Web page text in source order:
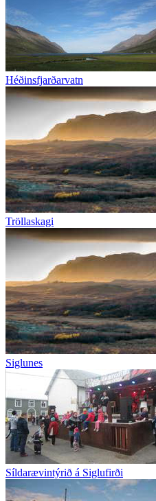
Héðinsfjarðarvatn
Tröllaskagi
Siglunes
Síldarævintýrið á Siglufirði